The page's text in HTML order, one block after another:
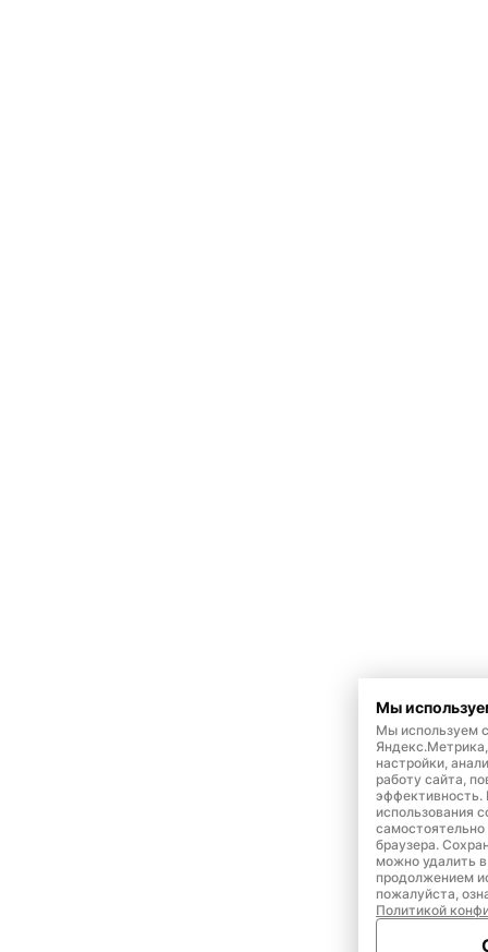
Мы
Мы используем
настройки,
работу сайта,
эффективность.
использования
браузера.
можно удалить
продолжением
пожалуйста,
Политикой